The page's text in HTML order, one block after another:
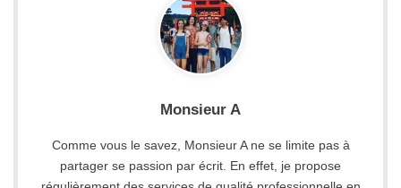
Monsieur A
Comme vous le savez, Monsieur A ne se limite pas à
partager se passion par écrit. En effet, je propose